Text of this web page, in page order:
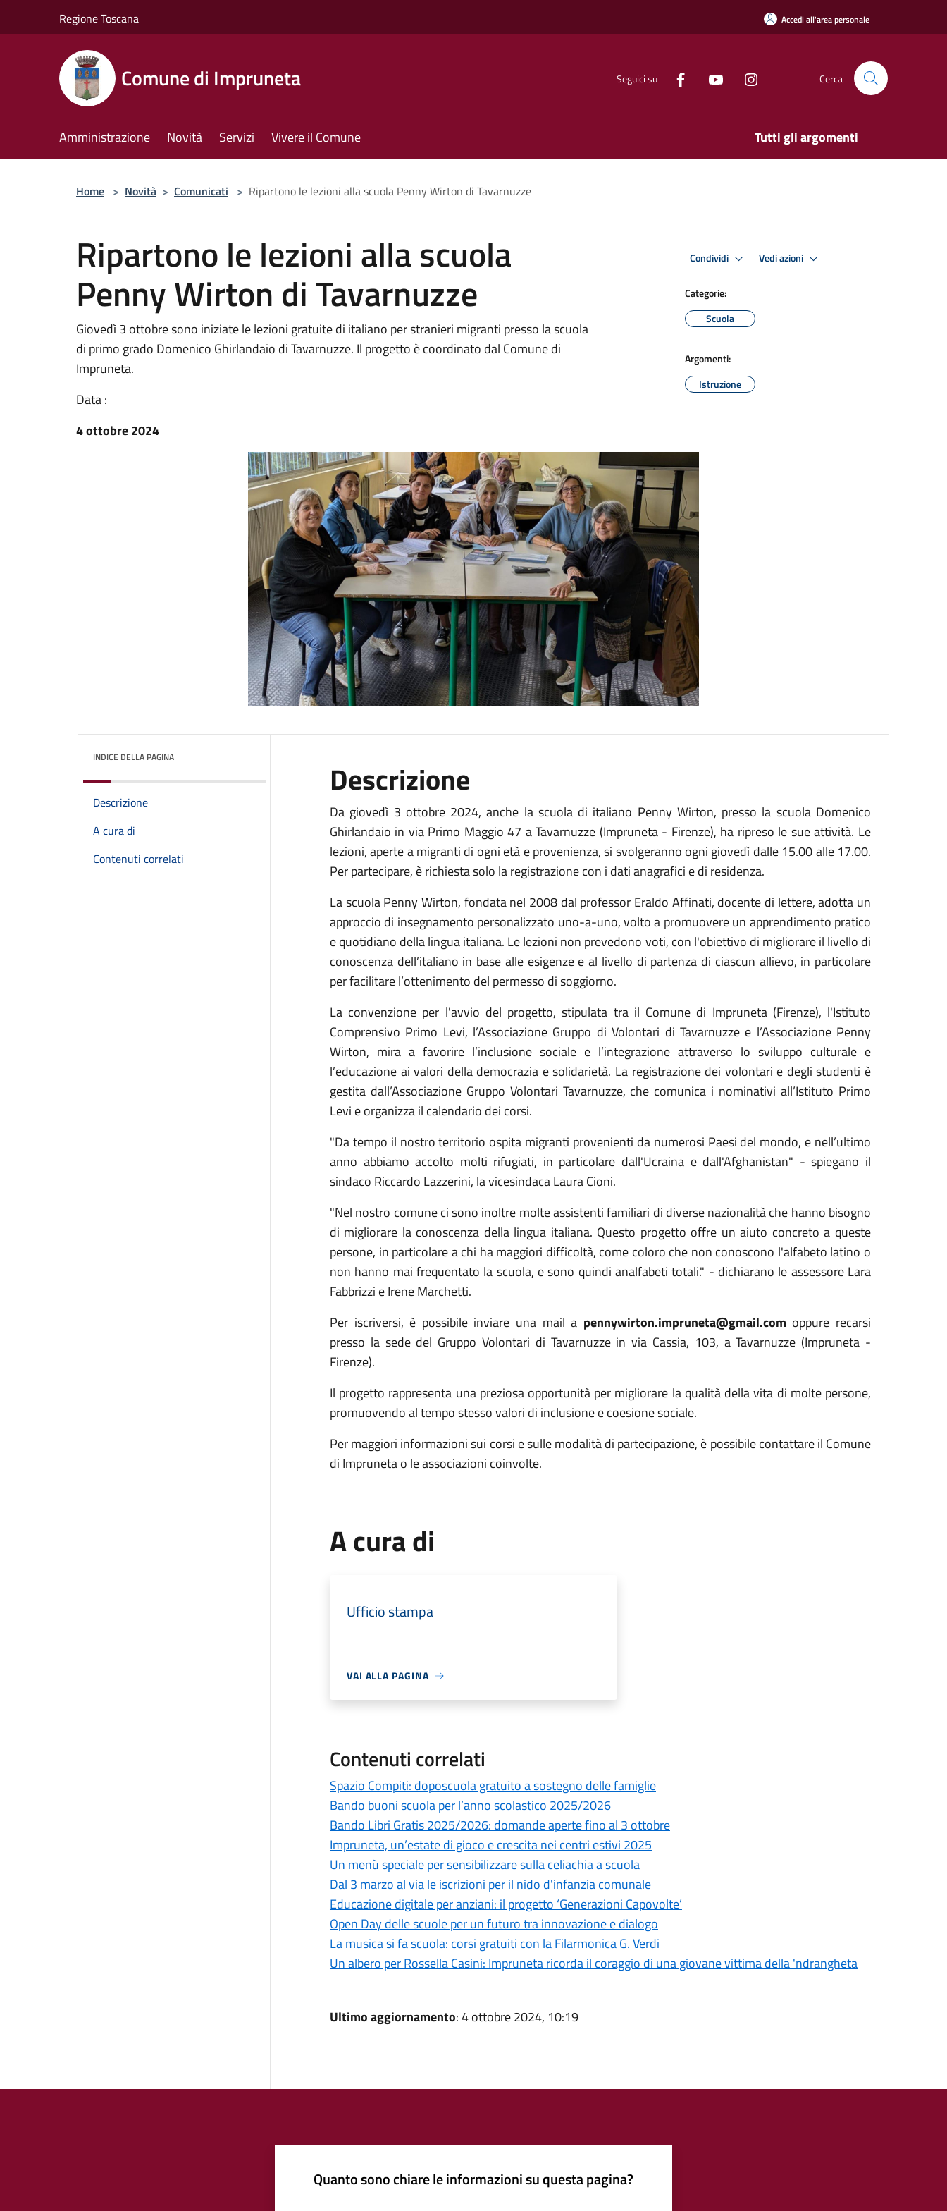
Regione Toscana Accedi all'area personale
Comune di Impruneta Seguici su Cerca
Amministrazione Novità Servizi Vivere il Comune Tutti gli argomenti
Home > Novità > Comunicati > Ripartono le lezioni alla scuola Penny Wirton di Tavarnuzze
Ripartono le lezioni alla scuola
Penny Wirton di Tavarnuzze
Giovedì 3 ottobre sono iniziate le lezioni gratuite di italiano per stranieri migranti presso la scuola
di primo grado Domenico Ghirlandaio di Tavarnuzze. Il progetto è coordinato dal Comune di
Impruneta.
Data :
4 ottobre 2024
Condividi Vedi azioni
Categorie:
Scuola
Argomenti:
Istruzione
INDICE DELLA PAGINA
Descrizione
A cura di
Contenuti correlati
Descrizione
Da giovedì 3 ottobre 2024, anche la scuola di italiano Penny Wirton, presso la scuola Domenico
Ghirlandaio in via Primo Maggio 47 a Tavarnuzze (Impruneta - Firenze), ha ripreso le sue attività. Le
lezioni, aperte a migranti di ogni età e provenienza, si svolgeranno ogni giovedì dalle 15.00 alle 17.00.
Per partecipare, è richiesta solo la registrazione con i dati anagrafici e di residenza.
La scuola Penny Wirton, fondata nel 2008 dal professor Eraldo Affinati, docente di lettere, adotta un
approccio di insegnamento personalizzato uno-a-uno, volto a promuovere un apprendimento pratico
e quotidiano della lingua italiana. Le lezioni non prevedono voti, con l'obiettivo di migliorare il livello di
conoscenza dell’italiano in base alle esigenze e al livello di partenza di ciascun allievo, in particolare
per facilitare l’ottenimento del permesso di soggiorno.
La convenzione per l'avvio del progetto, stipulata tra il Comune di Impruneta (Firenze), l'Istituto
Comprensivo Primo Levi, l’Associazione Gruppo di Volontari di Tavarnuzze e l’Associazione Penny
Wirton, mira a favorire l’inclusione sociale e l’integrazione attraverso lo sviluppo culturale e
l’educazione ai valori della democrazia e solidarietà. La registrazione dei volontari e degli studenti è
gestita dall’Associazione Gruppo Volontari Tavarnuzze, che comunica i nominativi all’Istituto Primo
Levi e organizza il calendario dei corsi.
"Da tempo il nostro territorio ospita migranti provenienti da numerosi Paesi del mondo, e nell’ultimo
anno abbiamo accolto molti rifugiati, in particolare dall'Ucraina e dall'Afghanistan" - spiegano il
sindaco Riccardo Lazzerini, la vicesindaca Laura Cioni.
"Nel nostro comune ci sono inoltre molte assistenti familiari di diverse nazionalità che hanno bisogno
di migliorare la conoscenza della lingua italiana. Questo progetto offre un aiuto concreto a queste
persone, in particolare a chi ha maggiori difficoltà, come coloro che non conoscono l'alfabeto latino o
non hanno mai frequentato la scuola, e sono quindi analfabeti totali." - dichiarano le assessore Lara
Fabbrizzi e Irene Marchetti.
Per iscriversi, è possibile inviare una mail a pennywirton.impruneta@gmail.com oppure recarsi
presso la sede del Gruppo Volontari di Tavarnuzze in via Cassia, 103, a Tavarnuzze (Impruneta -
Firenze).
Il progetto rappresenta una preziosa opportunità per migliorare la qualità della vita di molte persone,
promuovendo al tempo stesso valori di inclusione e coesione sociale.
Per maggiori informazioni sui corsi e sulle modalità di partecipazione, è possibile contattare il Comune
di Impruneta o le associazioni coinvolte.
A cura di
Ufficio stampa
VAI ALLA PAGINA
Contenuti correlati
Spazio Compiti: doposcuola gratuito a sostegno delle famiglie
Bando buoni scuola per l’anno scolastico 2025/2026
Bando Libri Gratis 2025/2026: domande aperte fino al 3 ottobre
Impruneta, un’estate di gioco e crescita nei centri estivi 2025
Un menù speciale per sensibilizzare sulla celiachia a scuola
Dal 3 marzo al via le iscrizioni per il nido d'infanzia comunale
Educazione digitale per anziani: il progetto ‘Generazioni Capovolte’
Open Day delle scuole per un futuro tra innovazione e dialogo
La musica si fa scuola: corsi gratuiti con la Filarmonica G. Verdi
Un albero per Rossella Casini: Impruneta ricorda il coraggio di una giovane vittima della 'ndrangheta
Ultimo aggiornamento: 4 ottobre 2024, 10:19
Quanto sono chiare le informazioni su questa pagina?